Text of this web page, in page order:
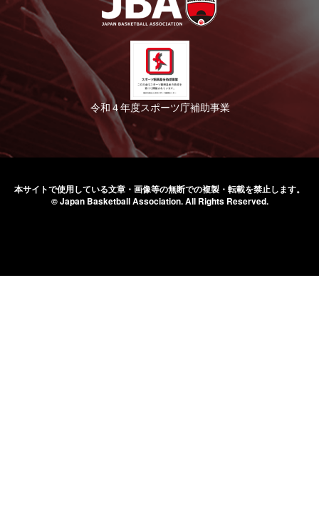
令和４年度スポーツ庁補助事業
本サイトで使用している文章・画像等の無断での複製・転載を禁止します。
© Japan Basketball Association.All Rights Reserved.